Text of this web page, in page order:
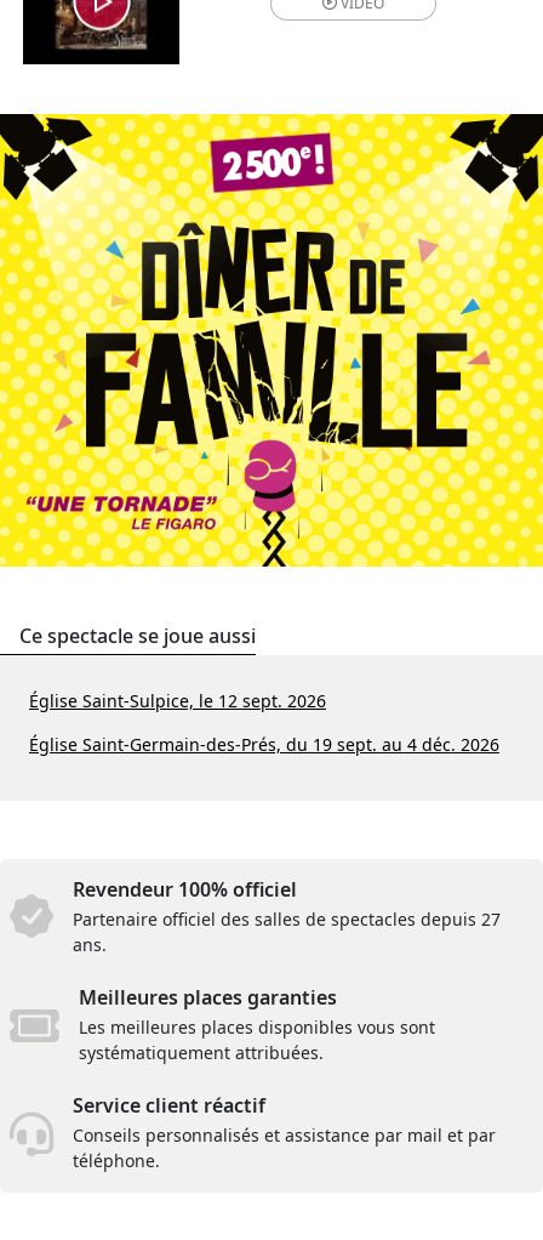
Ce spectacle se joue aussi
Église Saint-Sulpice, le 12 sept. 2026
Église Saint-Germain-des-Prés, du 19 sept. au 4 déc. 2026
Revendeur 100% officiel
Partenaire officiel des salles de spectacles depuis 27
ans.
Meilleures places garanties
Les meilleures places disponibles vous sont
systématiquement attribuées.
Service client réactif
Conseils personnalisés et assistance par mail et par
téléphone.